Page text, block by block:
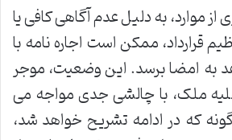
از موارد، به دلیل عدم آگاهی کافی یا
قرارداد، ممکن است اجاره نامه با
به امضا برسد. این وضعیت، موجر
ملک، با چالشی جدی مواجه می
که در ادامه تشریح خواهد شد،